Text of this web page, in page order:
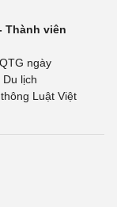
Thành viên
ngày
lịch
Luật Việt